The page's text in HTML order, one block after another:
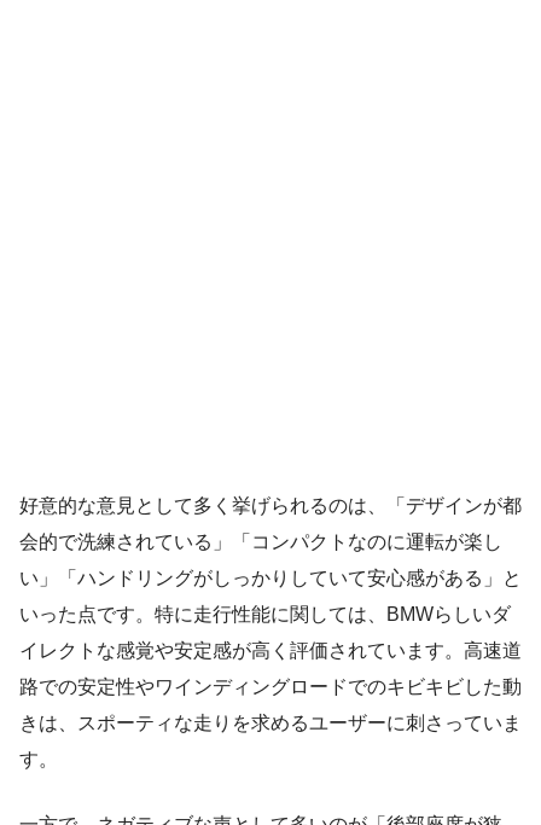
好意的な意見として多く挙げられるのは、「デザインが都
会的で洗練されている」「コンパクトなのに運転が楽し
い」「ハンドリングがしっかりしていて安心感がある」と
いった点です。特に走行性能に関しては、BMWらしいダ
イレクトな感覚や安定感が高く評価されています。高速道
路での安定性やワインディングロードでのキビキビした動
きは、スポーティな走りを求めるユーザーに刺さっていま
す。